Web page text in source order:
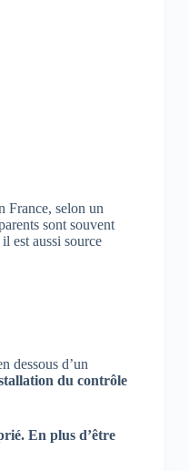
France, selon un
sont souvent
est aussi source
dessous d’un
du contrôle
En plus d’être